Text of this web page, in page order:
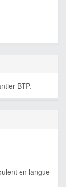
BTP.
en langue